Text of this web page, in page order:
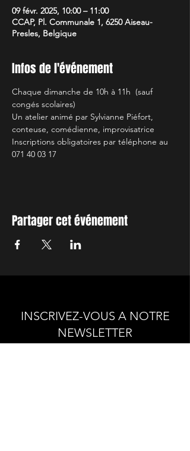
09 févr. 2025, 10:00 – 11:00
CCAP, Pl. Communale 1, 6250 Aiseau-
Presles, Belgique
Infos de l'événement
Chaque dimanche de 10h à 11h  (sauf
congés scolaires)
Un atelier animé par Sylvianne Piéfort,
conteuse, comédienne, improvisatrice
Inscriptions obligatoires par téléphone au
071 40 03 17
Partager cet événement
INSCRIVEZ-VOUS A NOTRE
NEWSLETTER